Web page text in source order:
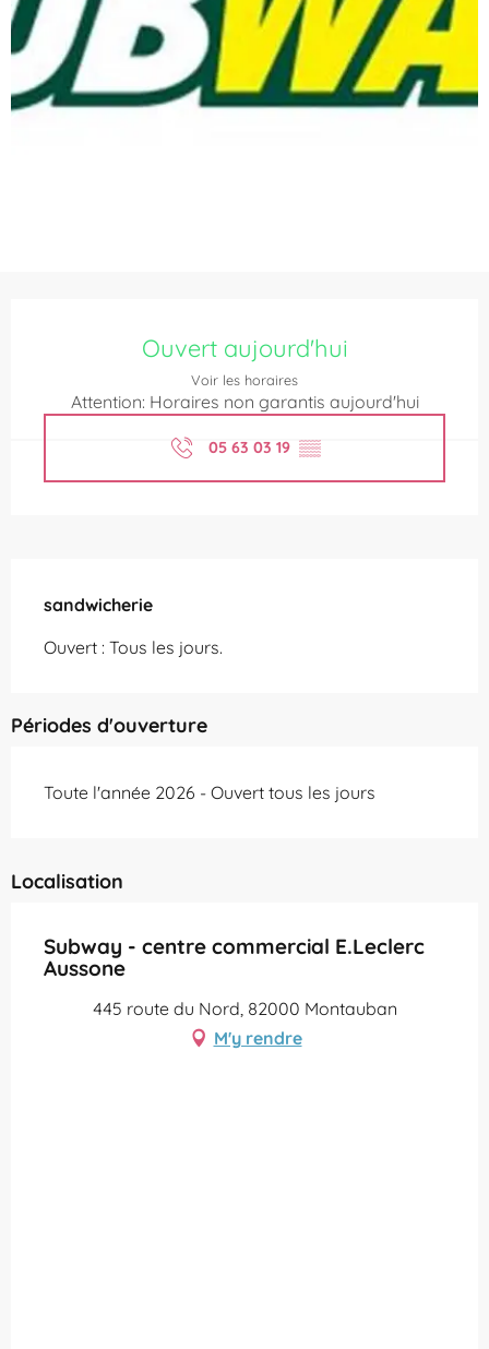
Ouvert aujourd'hui
Voir les horaires
Attention: Horaires non garantis aujourd'hui
05 63 03 19 ▒▒
sandwicherie
Ouvert : Tous les jours.
Périodes d'ouverture
Toute l'année 2026 - Ouvert tous les jours
Localisation
Subway - centre commercial E.Leclerc
Aussone
445 route du Nord, 82000 Montauban
M'y rendre